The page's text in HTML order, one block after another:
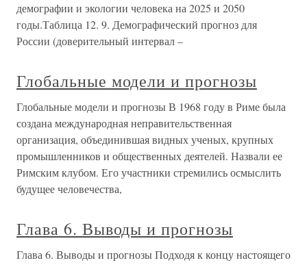
демографии и экологии человека на 2025 и 2050
годы.Таблица 12. 9. Демографический прогноз для
России (доверительный интервал –
Глобальные модели и прогнозы
Глобальные модели и прогнозы В 1968 году в Риме была
создана международная неправительственная
организация, объединившая видных ученых, крупных
промышленников и общественных деятелей. Назвали ее
Римским клубом. Его участники стремились осмыслить
будущее человечества,
Глава 6. Выводы и прогнозы
Глава 6. Выводы и прогнозы Подходя к концу настоящего